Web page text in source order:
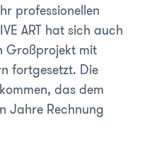
professionellen
ART hat sich auch
Großprojekt mit
fortgesetzt. Die
das dem
Jahre Rechnung